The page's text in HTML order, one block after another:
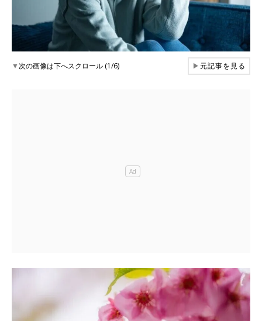
▼次の画像は下へスクロール (1/6) ▶元記事を見る